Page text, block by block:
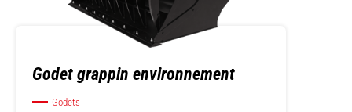
Godet grappin environnement
Godets